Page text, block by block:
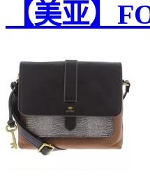
【美亚】